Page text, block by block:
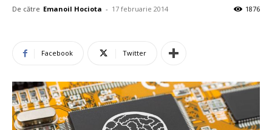
De către Emanoil Hociota - 17 februarie 2014 1876
Facebook Twitter